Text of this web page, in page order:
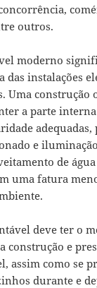
outros.
moderno
das instalações
Uma construção
a parte
adequadas,
e
de
uma fatura
deve ter o
construção e
assim como se
durante e